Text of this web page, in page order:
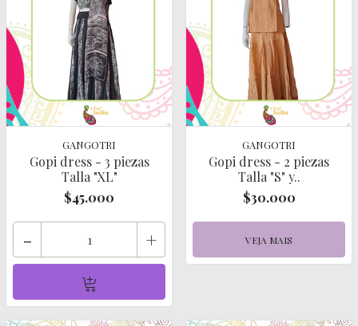
GANGOTRI
Gopi dress - 3 piezas
Talla "XL"
$45.000
- +
GANGOTRI
Gopi dress - 2 piezas
Talla "S" y..
$30.000
VEJA MAIS